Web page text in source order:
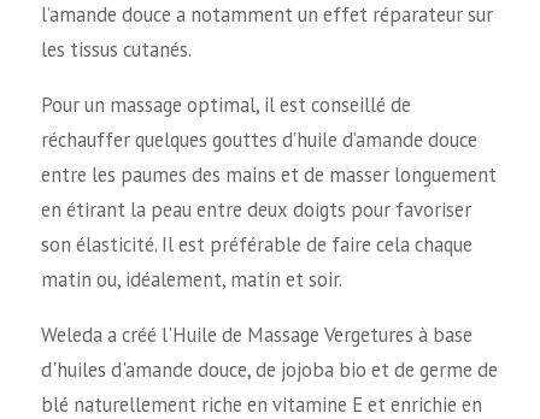
l’amande douce a notamment un effet réparateur sur
les tissus cutanés.
Pour un massage optimal, il est conseillé de
réchauffer quelques gouttes d’huile d’amande douce
entre les paumes des mains et de masser longuement
en étirant la peau entre deux doigts pour favoriser
son élasticité. Il est préférable de faire cela chaque
matin ou, idéalement, matin et soir.
Weleda a créé l'Huile de Massage Vergetures à base
d'huiles d'amande douce, de jojoba bio et de germe de
blé naturellement riche en vitamine E et enrichie en